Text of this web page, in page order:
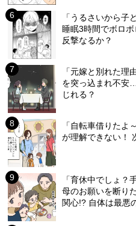
「うるさいから子
睡眠3時間でボロ
反撃なるか？
「元嫁と別れた理
を突っ込まれ不安
じれる？
「自転車借りたよ
が理解できない！
「育休中でしょ？
母のお願いを断り
関心!? 自体は最悪